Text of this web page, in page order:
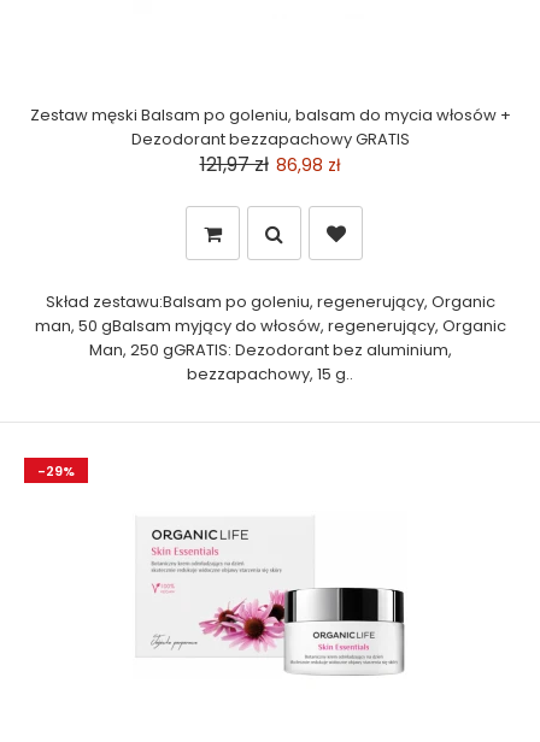
Zestaw męski Balsam po goleniu, balsam do mycia włosów +
Dezodorant bezzapachowy GRATIS
121,97 zł 86,98 zł
Skład zestawu:Balsam po goleniu, regenerujący, Organic
man, 50 gBalsam myjący do włosów, regenerujący, Organic
Man, 250 gGRATIS: Dezodorant bez aluminium,
bezzapachowy, 15 g..
-29%